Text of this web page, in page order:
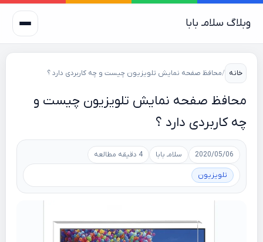
وبلاگ سلامـ بابا
خانه /محافظ صفحه نمایش تلویزیون چیست و چه کاربردی دارد ؟
محافظ صفحه نمایش تلویزیون چیست و
چه کاربردی دارد ؟
2020/05/06 سلامـ بابا 4 دقیقه مطالعه
تلویزیون